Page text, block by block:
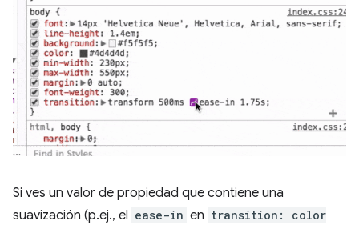
Si ves un valor de propiedad que contiene una
suavización (p.ej., el ease-in en transition: color